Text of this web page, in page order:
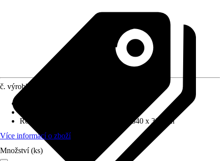
č. výrobku
Rozměry š x h bez přesahu střechy
340 x 300 cm
Více informací o zboží
Množství (ks)